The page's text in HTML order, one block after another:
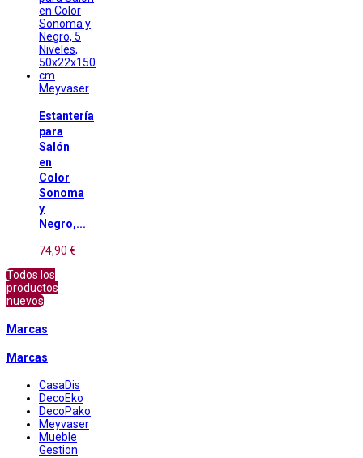
Meyvaser
Estantería
para
Salón
en
Color
Sonoma
y
Negro,...
74,90 €
Todos los
productos
nuevos
Marcas
Marcas
CasaDis
DecoEko
DecoPako
Meyvaser
Mueble
Gestion